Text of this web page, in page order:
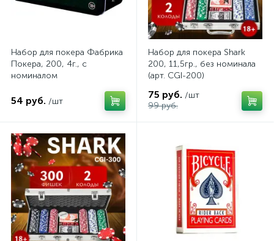
Набор для покера Фабрика
Покера, 200, 4г., с
номиналом
54 руб. /шт
Набор для покера Shark
200, 11,5гр., без номинала
(арт. CGI-200)
75 руб. /шт
99 руб.